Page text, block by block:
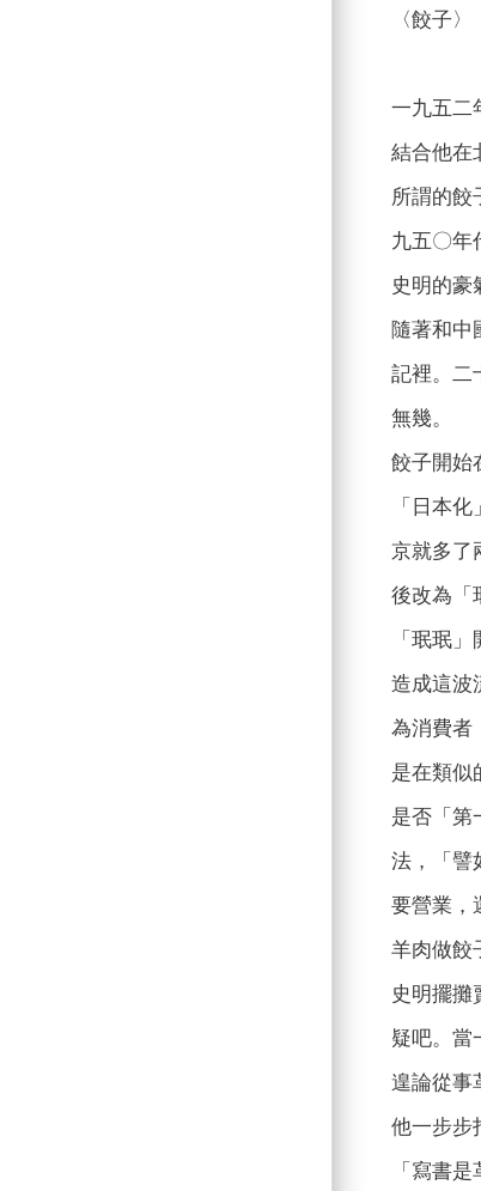
〈餃子〉
一九五二
結合他在
所謂的餃
九五〇年
史明的豪
隨著和中
記裡。二
無幾。
餃子開始
「日本
京就多了
後改為「
「珉珉」
造成這波
為消費者
是在類似
是否「第
法，「譬
要營業，
羊肉做餃
史明擺攤
疑吧。當
遑論從事
他一步步
「寫書